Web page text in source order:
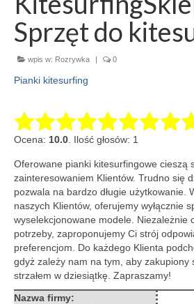
Sprzęt do
wpis w: Rozrywka | 0
Pianki kitesurfing
Ocena: 10.0 . Ilość głosów: 1
Oferowane pianki kitesurfingowe cieszą
zainteresowaniem Klientów. Trudno się
pozwala na bardzo długie użytkowanie.
naszych Klientów, oferujemy wyłącznie
wyselekcjonowane modele.
Niezależnie
potrzeby, zaproponujemy Ci strój
preferencjom. Do każdego Klienta
gdyż zależy nam na tym, aby zakupiony
strzałem w dziesiątkę. Zapraszamy!
Nazwa firmy: